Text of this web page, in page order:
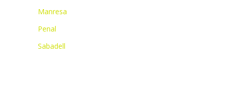
Manresa
Penal
Sabadell